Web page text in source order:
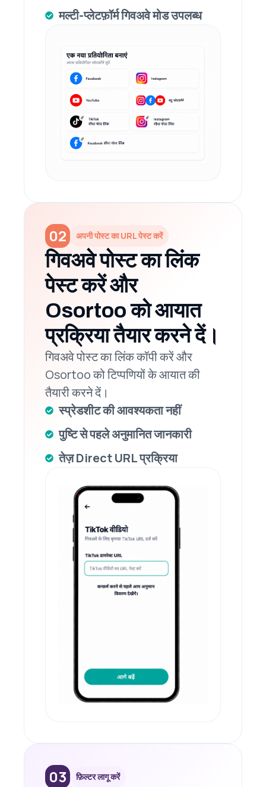
मल्टी-प्लेटफ़ॉर्म गिवअवे मोड उपलब्ध
02 अपनी पोस्ट का URL पेस्ट करें
गिवअवे पोस्ट का लिंक
पेस्ट करें और
Osortoo को आयात
प्रक्रिया तैयार करने दें।
गिवअवे पोस्ट का लिंक कॉपी करें और
Osortoo को टिप्पणियों के आयात की
तैयारी करने दें।
स्प्रेडशीट की आवश्यकता नहीं
पुष्टि से पहले अनुमानित जानकारी
तेज़ Direct URL प्रक्रिया
03 फ़िल्टर लागू करें